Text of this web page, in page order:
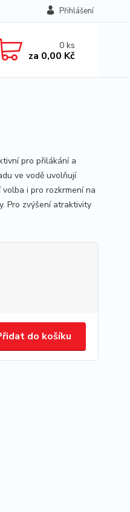
Přihlášení
0ks
za 0,00 Kč
pro přilákání a
ve vodě uvolňují
i pro rozkrmení na
Pro zvýšení atraktivity
do košíku